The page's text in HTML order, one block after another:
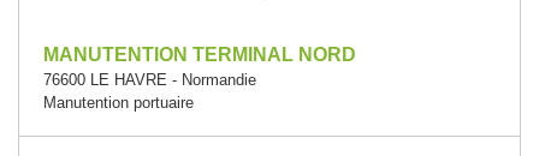
MANUTENTION TERMINAL NORD
76600 LE HAVRE - Normandie
Manutention portuaire